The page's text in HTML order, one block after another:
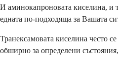
И аминокапроновата киселина, и
едната по-подходяща за Вашата
Транексамовата киселина често
обширно за определени